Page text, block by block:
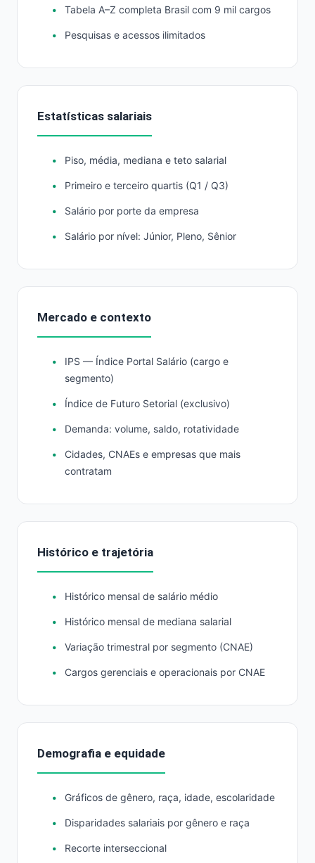
Tabela A–Z completa Brasil com 9 mil cargos
Pesquisas e acessos ilimitados
Estatísticas salariais
Piso, média, mediana e teto salarial
Primeiro e terceiro quartis (Q1 / Q3)
Salário por porte da empresa
Salário por nível: Júnior, Pleno, Sênior
Mercado e contexto
IPS — Índice Portal Salário (cargo e
segmento)
Índice de Futuro Setorial (exclusivo)
Demanda: volume, saldo, rotatividade
Cidades, CNAEs e empresas que mais
contratam
Histórico e trajetória
Histórico mensal de salário médio
Histórico mensal de mediana salarial
Variação trimestral por segmento (CNAE)
Cargos gerenciais e operacionais por CNAE
Demografia e equidade
Gráficos de gênero, raça, idade, escolaridade
Disparidades salariais por gênero e raça
Recorte interseccional